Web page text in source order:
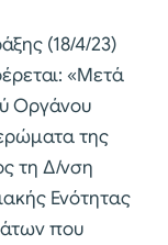
(18/4/23)
«Μετά
Οργάνου
της
τη Δ/νση
Ενότητας
που